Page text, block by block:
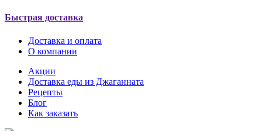
Быстрая доставка
Доставка и оплата
О компании
Акции
Доставка еды из Джаганната
Рецепты
Блог
Как заказать